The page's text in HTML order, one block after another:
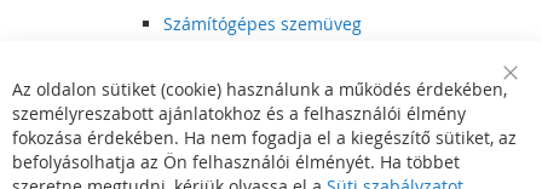
Számítógépes szemüveg
Hajvágó kiegészítő
Szórakoztató elektronika
Multimédia
DVD, BluRay lejátszó
Bar
Az oldalon sütiket (cookie) használunk a működés érdekében,
személyreszabott ajánlatokhoz és a felhasználói élmény
fokozása érdekében. Ha nem fogadja el a kiegészítő sütiket, az
befolyásolhatja az Ön felhasználói élményét. Ha többet